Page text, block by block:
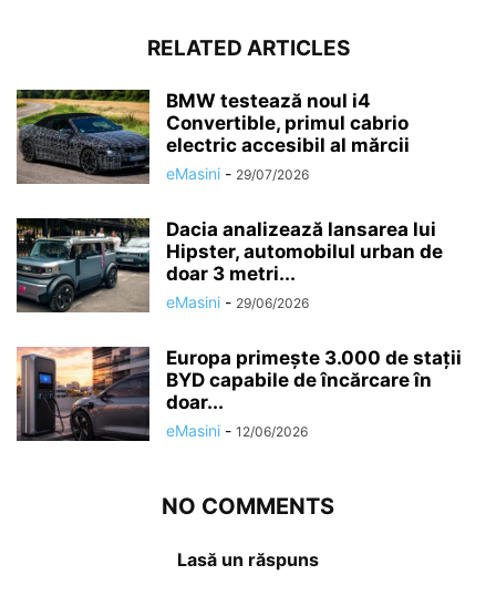
RELATED ARTICLES
BMW testează noul i4
Convertible, primul cabrio
electric accesibil al mărcii
eMasini - 29/07/2026
Dacia analizează lansarea lui
Hipster, automobilul urban de
doar 3 metri...
eMasini - 29/06/2026
Europa primește 3.000 de stații
BYD capabile de încărcare în
doar...
eMasini - 12/06/2026
NO COMMENTS
Lasă un răspuns